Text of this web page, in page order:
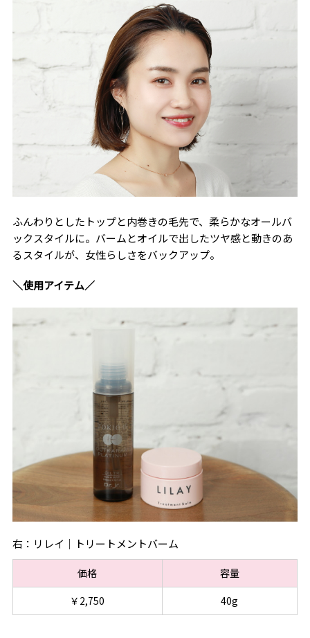
ふんわりとしたトップと内巻きの毛先で、柔らかなオールバ
ックスタイルに。バームとオイルで出したツヤ感と動きのあ
るスタイルが、女性らしさをバックアップ。
＼使用アイテム／
右：リレイ｜トリートメントバーム
価格
容量
￥2,750
40g